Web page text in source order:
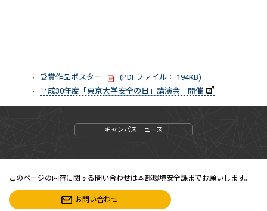
受賞作品ポスター
(PDFファイル： 194KB)
平成30年度「東京大学安全の日」講演会 開催
キャンパスニュース
このページの内容に関する問い合わせは本部環境安全課までお願いします。
お問い合わせ